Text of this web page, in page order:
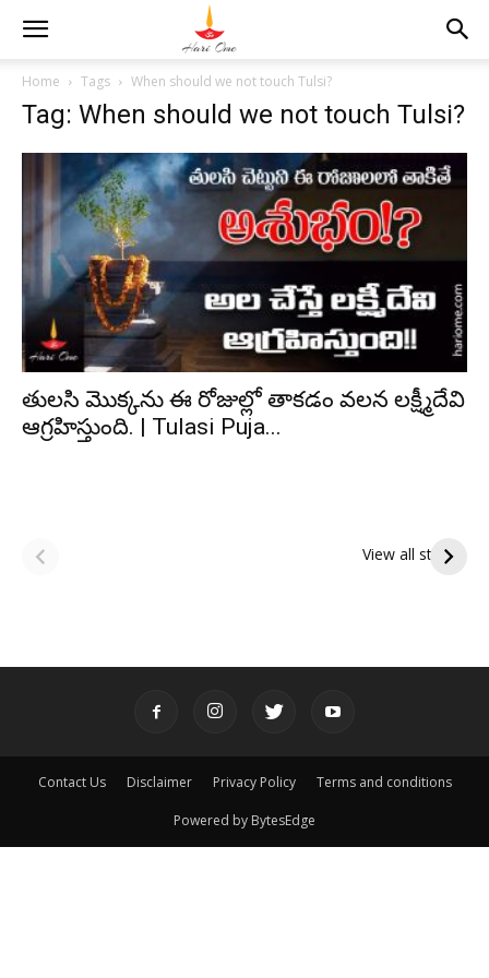
Home Tags When should we not touch Tulsi?
Tag: When should we not touch Tulsi?
తులసి మొక్కను ఈ రోజుల్లో తాకడం వలన లక్ష్మీదేవి
ఆగ్రహిస్తుంది. | Tulasi Puja...
View all stories
పితృదేవతల ఆశీర్వాదం
ఇంద్రకీలాద్రి గిరి ప్రదక్షిణ
Contact Us Disclaimer Privacy Policy Terms and conditions
Powered by BytesEdge